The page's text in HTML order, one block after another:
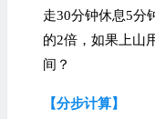
走30分钟休息5分
的2倍，如果上山
间？
【分步计算】